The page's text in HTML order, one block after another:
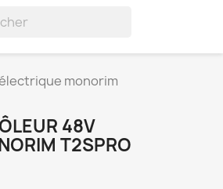
monorim
48V
T2SPRO